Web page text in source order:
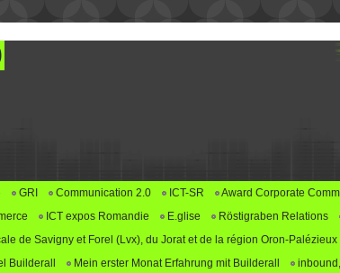
GRI Communication 2.0 ICT-SR Award Corporate
ICT expos Romandie E.glise Röstigraben Relations
de Savigny et Forel (Lvx), du Jorat et de la région Oron-Palézieux
Builderall
Mein erster Monat Erfahrung mit Builderall